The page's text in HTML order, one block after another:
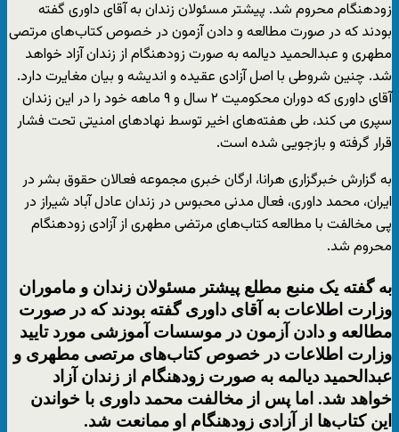
زودهنگام محروم شد. پیشتر مسئولان زندان به آقای داوری گفته
بودند که در صورت مطالعه و دادن آزمون در خصوص کتاب‌های مرتصی
مطهری و عبدالحمید دیالمه به صورت زودهنگام از زندان آزاد خواهد
شد. چنین شروطی با اصل آزادی عقیده و اندیشه و بیان مغایرت دارد.
آقای داوری که دوران محکومیت ۲ سال و ۹ ماهه خود را در این زندان
سپری می کند، طی هفته‌های اخیر توسط نهادهای امنیتی تحت فشار
قرار گرفته و بازجویی شده است.
به گزارش خبرگزاری هرانا، ارگان خبری مجموعه فعالان حقوق بشر در
ایران، محمد داوری، فعال مدنی محبوس در زندان عادل آباد شیراز در
پی مخالفت با مطالعه کتاب‌های مرتضی مطهری از آزادی زودهنگام
محروم شد.
به گفته یک منبع مطلع پیشتر مسئولان زندان و ماموران
وزارت اطلاعات به آقای داوری گفته بودند که در صورت
مطالعه و دادن آزمون در موسسات آموزشی مورد تایید
وزارت اطلاعات در خصوص کتاب‌های مرتصی مطهری و
عبدالحمید دیالمه به صورت زودهنگام از زندان آزاد
خواهد شد. اما پس از مخالفت محمد داوری با خواندن
این کتاب‌ها از آزادی زودهنگام او ممانعت شد.